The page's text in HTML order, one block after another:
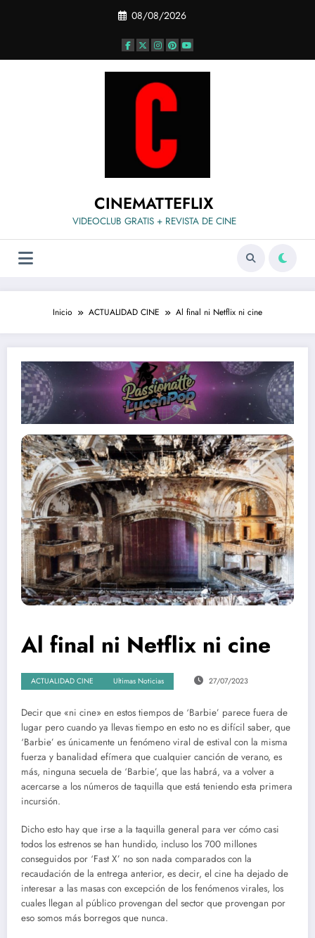
08/08/2026
CINEMATTEFLIX
VIDEOCLUB GRATIS + REVISTA DE CINE
Inicio ACTUALIDAD CINE Al final ni Netflix ni cine
Al final ni Netflix ni cine
ACTUALIDAD CINE Ultimas Noticias 27/07/2023
Decir que «ni cine» en estos tiempos de ‘Barbie’ parece fuera de
lugar pero cuando ya llevas tiempo en esto no es difícil saber, que
‘Barbie’ es únicamente un fenómeno viral de estival con la misma
fuerza y banalidad efímera que cualquier canción de verano, es
más, ninguna secuela de ‘Barbie’, que las habrá, va a volver a
acercarse a los números de taquilla que está teniendo esta primera
incursión.
Dicho esto hay que irse a la taquilla general para ver cómo casi
todos los estrenos se han hundido, incluso los 700 millones
conseguidos por ‘Fast X’ no son nada comparados con la
recaudación de la entrega anterior, es decir, el cine ha dejado de
interesar a las masas con excepción de los fenómenos virales, los
cuales llegan al público provengan del sector que provengan por
eso somos más borregos que nunca.